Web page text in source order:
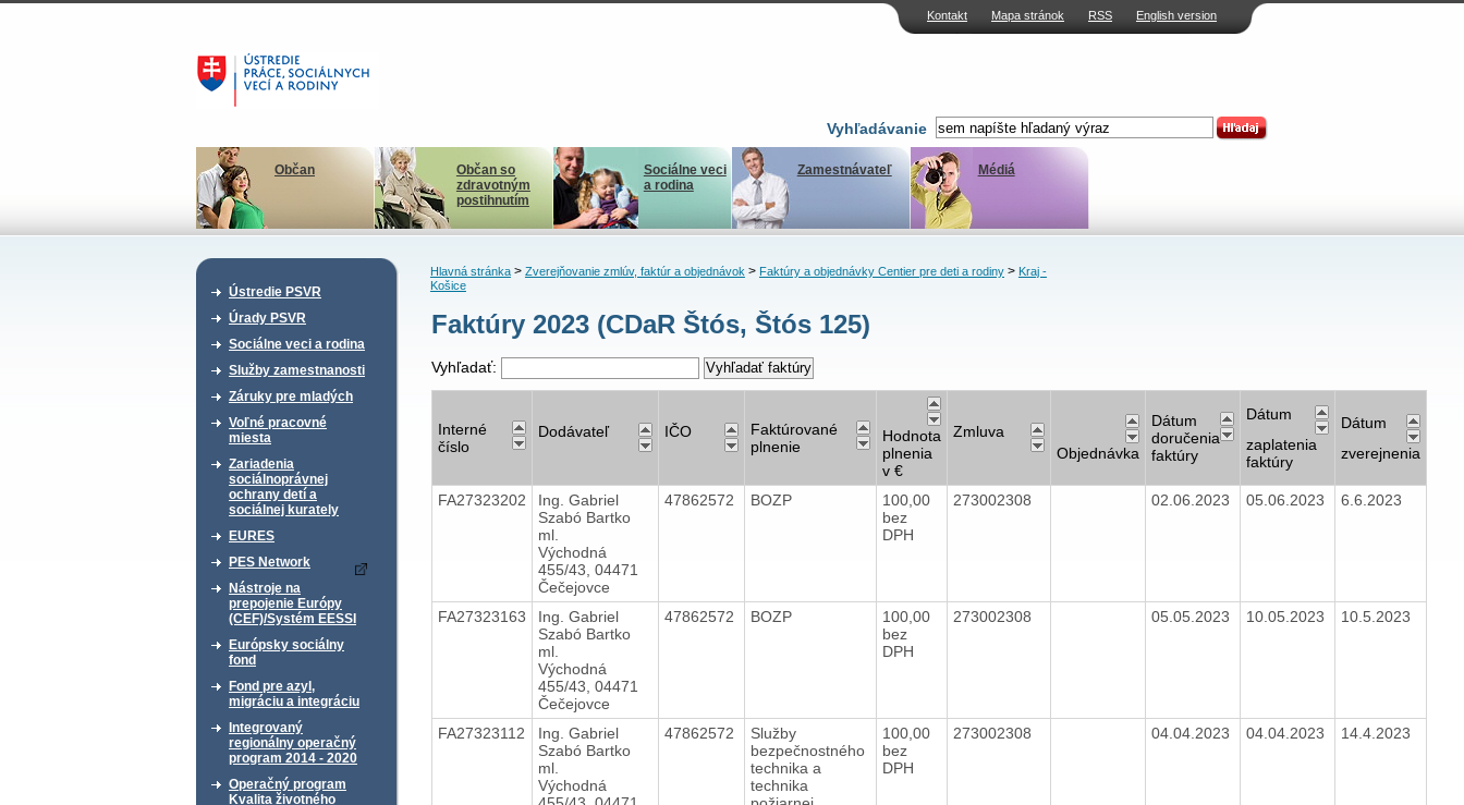
Kontakt Mapa stránok RSS English version
Vyhľadávanie
Občan
Občan so
zdravotným
postihnutím
Sociálne veci
a rodina
Zamestnávateľ Médiá
Ústredie PSVR
Úrady PSVR
Sociálne veci a rodina
Služby zamestnanosti
Záruky pre mladých
Voľné pracovné
miesta
Zariadenia
sociálnoprávnej
ochrany detí a
sociálnej kurately
EURES
PES Network
Nástroje na
prepojenie Európy
(CEF)/Systém EESSI
Európsky sociálny
fond
Fond pre azyl,
migráciu a integráciu
Integrovaný
regionálny operačný
program 2014 - 2020
Operačný program
Kvalita životného
Hlavná stránka> Zverejňovanie zmlúv, faktúr a objednávok> Faktúry a objednávky Centier pre deti a rodiny> Kraj -
Košice
Faktúry 2023 (CDaR Štós, Štós 125)
Vyhľadať:
Interné
číslo
Dodávateľ IČO
Faktúrované
plnenie
Hodnota
plnenia
v €
Zmluva
Objednávka
Dátum
doručenia
faktúry
Dátum
zaplatenia
faktúry
Dátum
zverejnenia
FA27323202
Ing. Gabriel
Szabó Bartko
ml.
Východná
455/43, 04471
Čečejovce
47862572 BOZP
100,00
bez
DPH
273002308 02.06.2023 05.06.2023 6.6.2023
FA27323163
Ing. Gabriel
Szabó Bartko
ml.
Východná
455/43, 04471
Čečejovce
47862572 BOZP
100,00
bez
DPH
273002308 05.05.2023 10.05.2023 10.5.2023
FA27323112
Ing. Gabriel
Szabó Bartko
ml.
Východná
47862572
Služby
bezpečnostného
technika a
technika
100,00
bez
DPH
273002308 04.04.2023 04.04.2023 14.4.2023